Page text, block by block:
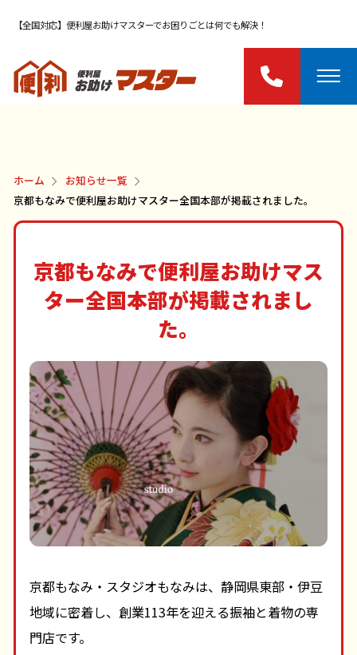
【全国対応】便利屋お助けマスターでお困りごとは何でも解決！
ホーム
お知らせ一覧
京都もなみで便利屋お助けマスター全国本部が掲載されました。
京都もなみで便利屋お助けマス
ター全国本部が掲載されまし
た。
京都もなみ・スタジオもなみは、静岡県東部・伊豆
地域に密着し、創業113年を迎える振袖と着物の専
門店です。